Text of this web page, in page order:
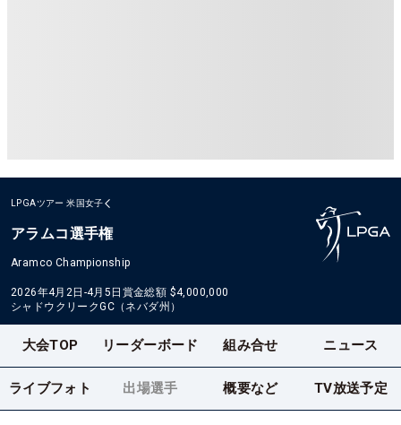
LPGAツアー 米国女子
アラムコ選手権
Aramco Championship
2026年4月2日-4月5日 賞金総額 $4,000,000
シャドウクリークGC（ネバダ州）
大会TOP リーダーボード 組み合せ ニュース
ライブフォト 出場選手 概要など TV放送予定